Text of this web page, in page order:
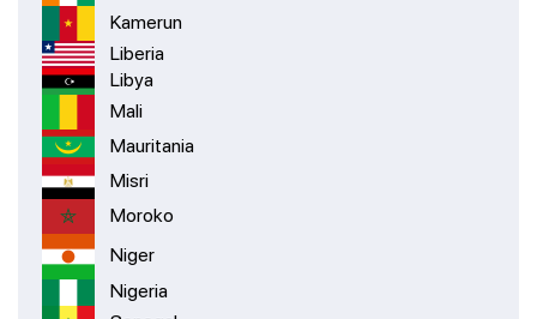
Kamerun
Liberia
Libya
Mali
Mauritania
Misri
Moroko
Niger
Nigeria